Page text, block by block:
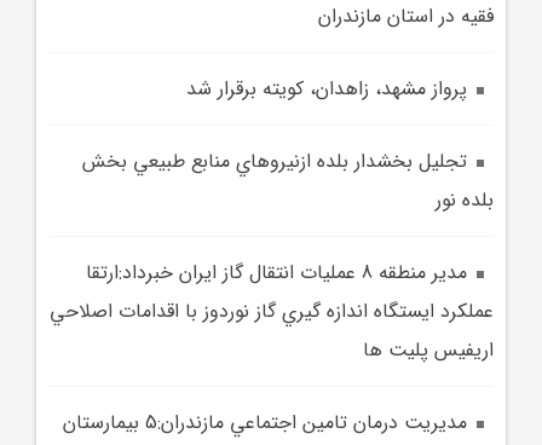
فقيه در استان مازندران
پرواز مشهد، زاهدان، کويته برقرار شد
تجليل بخشدار بلده ازنيرو‌هاي منابع طبيعي بخش
بلده نور
مدير منطقه 8 عمليات انتقال گاز ايران خبرداد:ارتقا
عملكرد ايستگاه اندازه گيري گاز نوردوز با اقدامات اصلاحي
اريفيس پليت ها
مديريت درمان تامين اجتماعي مازندران:5 بيمارستان